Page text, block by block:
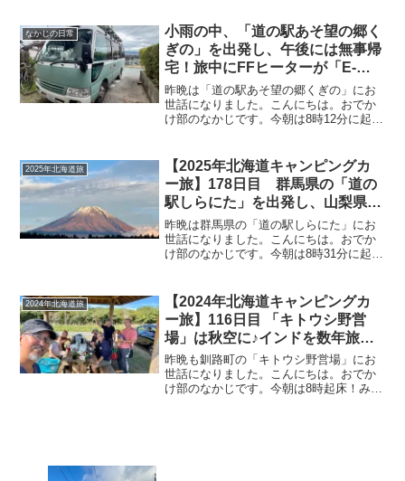
たままスマホを見ていました^^;起床時の
温度計は...
なかじの日常
小雨の中、「道の駅あそ望の郷く
ぎの」を出発し、午後には無事帰
宅！旅中にFFヒーターが「E-
03」で停止したので、Amazonで
「グロープラグ」を、アリエクで
は「FFヒーター」本体を注文し
昨晩は「道の駅あそ望の郷くぎの」にお
世話になりました。こんにちは。おでか
け部のなかじです。今朝は8時12分に起
っているということもあり、暖かいで
す。まずはみゅうちゃ...
2025年北海道旅
【2025年北海道キャンピングカ
ー旅】178日目 群馬県の「道の
駅しらにた」を出発し、山梨県の
「道の駅きよさと」でお昼休憩
♪160km走行して静岡県の「道の
駅 朝霧高原」に到着！夕方は富
／
昨晩は群馬県の「道の駅しらにた」にお
世話になりました。こんにちは。おでか
け部のなかじです。今朝は8時31分に起
分タイマーで2度稼働させました。設定温
度は16℃です。ま...
2024年北海道旅
【2024年北海道キャンピングカ
ー旅】116日目 「キトウシ野営
場」は秋空に♪インドを数年旅し
たバイクの旅人が作ったオリジナ
ルカレーやサラダ、チャイが最高
すぎた！
昨晩も釧路町の「キトウシ野営場」にお
世話になりました。こんにちは。おでか
け部のなかじです。今朝は8時起床！みゅ